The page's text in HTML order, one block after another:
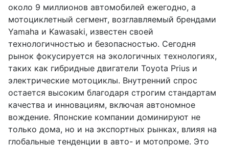
около 9 миллионов автомобилей ежегодно, а
мотоциклетный сегмент, возглавляемый брендами
Yamaha и Kawasaki, известен своей
технологичностью и безопасностью. Сегодня
рынок фокусируется на экологичных технологиях,
таких как гибридные двигатели Toyota Prius и
электрические мотоциклы. Внутренний спрос
остается высоким благодаря строгим стандартам
качества и инновациям, включая автономное
вождение. Японские компании доминируют не
только дома, но и на экспортных рынках, влияя на
глобальные тенденции в авто- и мотопроме. Это